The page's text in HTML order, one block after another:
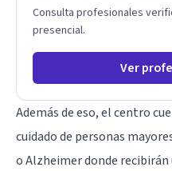
Consulta profesionales
presencial.
Ver
Además de eso, el centro
cuidado de personas
o Alzheimer donde